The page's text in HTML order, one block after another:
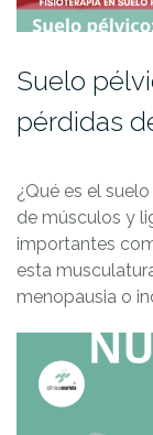
Suelo
pérdidas
¿Qué es el
de músculos y
importantes
esta
menopausia o